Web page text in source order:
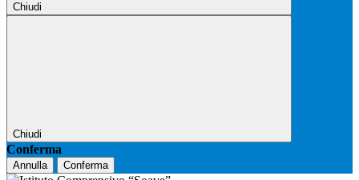
Chiudi
Chiudi
Conferma
Annulla Conferma